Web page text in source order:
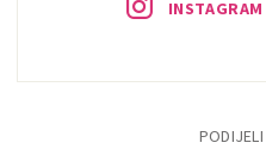
INSTAGRAM